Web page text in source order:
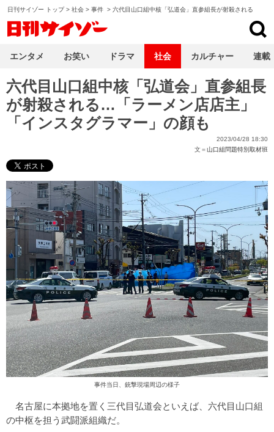
日刊サイゾー トップ> 社会 > 事件 > 六代目山口組中核「弘道会」直参組長が射殺される
六代目山口組中核「弘道会」直参組長
が射殺される…「ラーメン店店主」
「インスタグラマー」の顔も
2023/04/28 18:30
文＝山口組問題特別取材班
事件当日、銃撃現場周辺の様子
名古屋に本拠地を置く三代目弘道会といえば、六代目山口組
の中枢を担う武闘派組織だ。
エンタメ お笑い ドラマ 社会 カルチャー 連載